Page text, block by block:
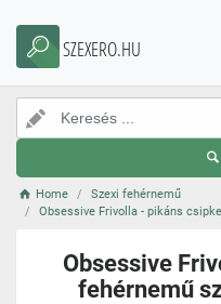
SZEXERO.HU
Home
Szexi fehérnemű
Obsessive Frivolla - pikáns
Obsessive
fehérnemű